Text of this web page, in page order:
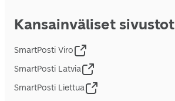
Kansainväliset sivustot
SmartPosti Viro
SmartPosti Latvia
SmartPosti Liettua